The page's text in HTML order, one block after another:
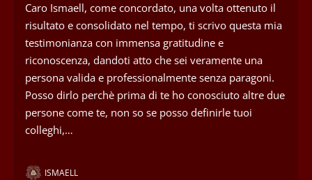
Caro Ismaell, come concordato, una volta ottenuto il
risultato e consolidato nel tempo, ti scrivo questa mia
testimonianza con immensa gratitudine e
riconoscenza, dandoti atto che sei veramente una
persona valida e professionalmente senza paragoni.
Posso dirlo perchè prima di te ho conosciuto altre due
persone come te, non so se posso definirle tuoi
colleghi,…
ISMAELL